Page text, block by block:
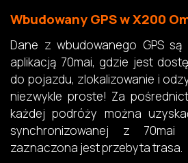
Wbudowany GPS w X200
Dane z wbudowanego GPS
aplikacją 70mai, gdzie jest
do pojazdu, zlokalizowanie i
niezwykle proste! Za
każdej podróży można
synchronizowanej z
zaznaczona jest przebyta trasa.